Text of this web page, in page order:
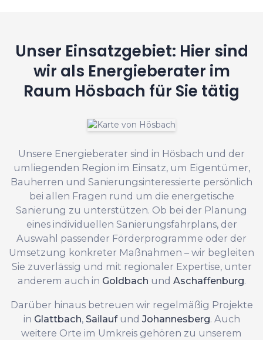
Unser Einsatzgebiet: Hier sind
wir als Energieberater im
Raum Hösbach für Sie tätig
Unsere Energieberater sind in Hösbach und der
umliegenden Region im Einsatz, um Eigentümer,
Bauherren und Sanierungsinteressierte persönlich
bei allen Fragen rund um die energetische
Sanierung zu unterstützen. Ob bei der Planung
eines individuellen Sanierungsfahrplans, der
Auswahl passender Förderprogramme oder der
Umsetzung konkreter Maßnahmen – wir begleiten
Sie zuverlässig und mit regionaler Expertise, unter
anderem auch in Goldbach und Aschaffenburg.
Darüber hinaus betreuen wir regelmäßig Projekte
in Glattbach, Sailaufund Johannesberg. Auch
weitere Orte im Umkreis gehören zu unserem